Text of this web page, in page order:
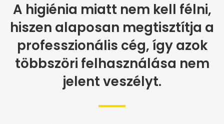
A higiénia miatt nem kell félni,
hiszen alaposan megtisztítja a
professzionális cég, így azok
többszöri felhasználása nem
jelent veszélyt.